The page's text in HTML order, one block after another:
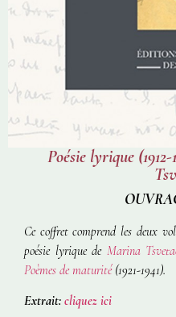
Poésie lyrique
Ce coffret comprend les deux
poésie lyrique de Marina
Poèmes de maturité (1921-1941).
Extrait: cliquez ici